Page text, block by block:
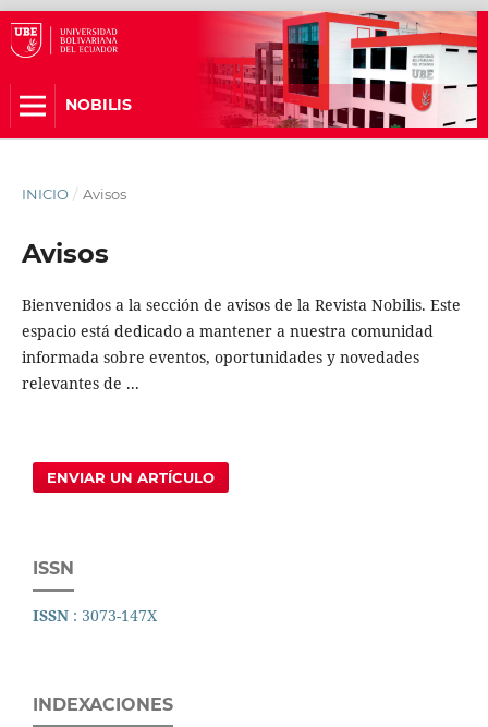
NOBILIS
INICIO / Avisos
Avisos
Bienvenidos a la sección de avisos de la Revista Nobilis. Este
espacio está dedicado a mantener a nuestra comunidad
informada sobre eventos, oportunidades y novedades
relevantes de ...
ENVIAR UN ARTÍCULO
ISSN
ISSN : 3073-147X
INDEXACIONES